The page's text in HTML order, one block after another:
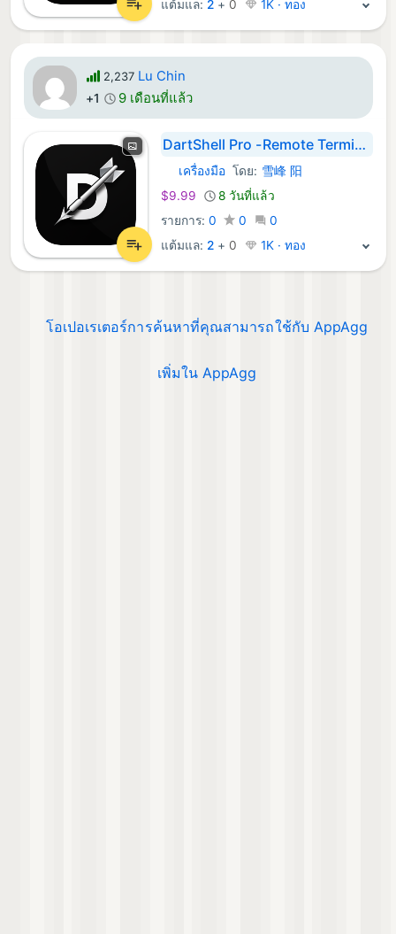
แต้มแล: 2 + 0 1K · ทอง
2,237 Lu Chin
+1 9 เดือนที่แล้ว
DartShell Pro -Remote Terminal
macOS แอป:
เครื่องมือ โดย: 雪峰 阳
$9.99
8 วันที่แล้ว
รายการ:0 0
0
แต้มแล: 2 + 0 1K · ทอง
โอเปอเรเตอร์การค้นหาที่คุณสามารถใช้กับ AppAgg
เพิ่มใน AppAgg